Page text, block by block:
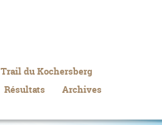
Trail du Kochersberg
Résultats
Archives